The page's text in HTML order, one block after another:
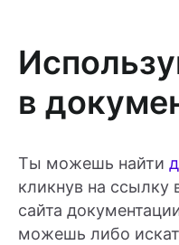
в
Ты можешь найти
кликнув на ссылку
сайта
можешь либо